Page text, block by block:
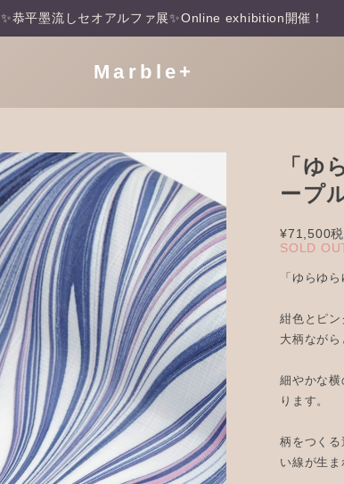
✨恭平墨流しセオアルファ展✨Online exhibition開催！
Marble+
「ゆ
ープ
¥71,500
SOLD
「ゆらゆ
紺色とピン
大柄ながら
細やかな
ります。
柄をつく
い線が生ま